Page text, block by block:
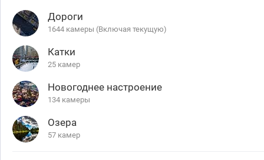
Дороги
1644 камеры (Включая текущую)
Катки
25 камер
Новогоднее настроение
134 камеры
Озера
57 камер